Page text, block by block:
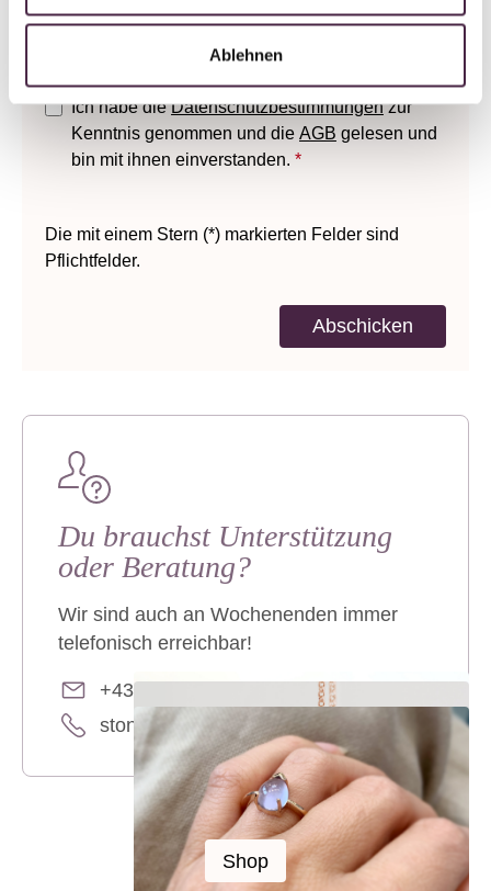
Ablehnen
es gelten dieDatenschutzrichtlinieund
Ich habe dieDatenschutzbestimmungenzur
Kenntnis genommen und die AGB gelesen und
bin mit ihnen einverstanden. *
Die mit einem Stern (*) markierten Felder sind
Pflichtfelder.
Abschicken
Du brauchst Unterstützung
oder Beratung?
Wir sind auch an Wochenenden immer
telefonisch erreichbar!
+43 7619 22 122 - 160
stones@mevisto.com
Edelsteine
Edelsteine
Perle mit Seele
Perle mit Seele
Shop
Shop